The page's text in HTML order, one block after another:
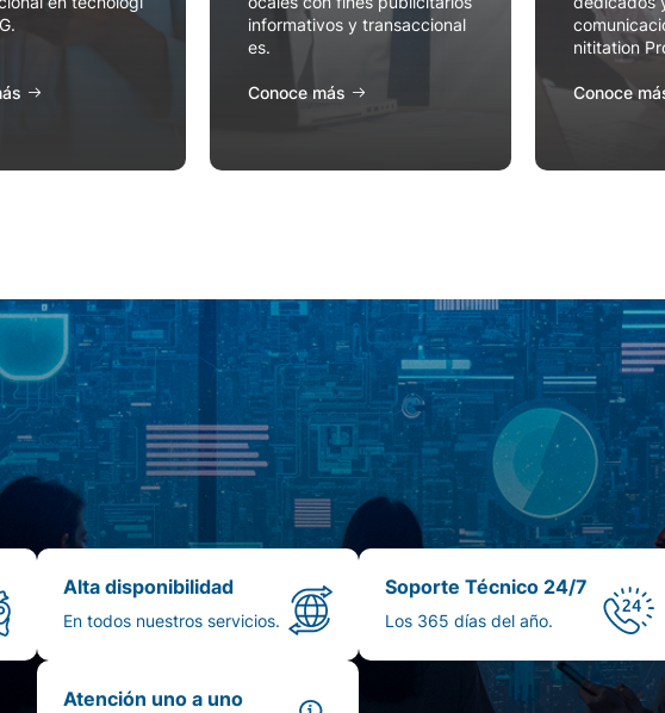
informativos y transaccional
es.
Conoce más
nititation
Conoce
Alta disponibilidad
En todos nuestros servicios.
Soporte Técnico 24/7
Los 365 días del año.
Atención uno a uno